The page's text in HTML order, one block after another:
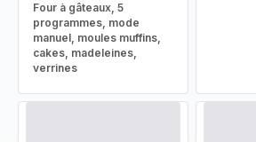
Four à gâteaux, 5
programmes, mode
manuel, moules muffins,
cakes, madeleines,
verrines